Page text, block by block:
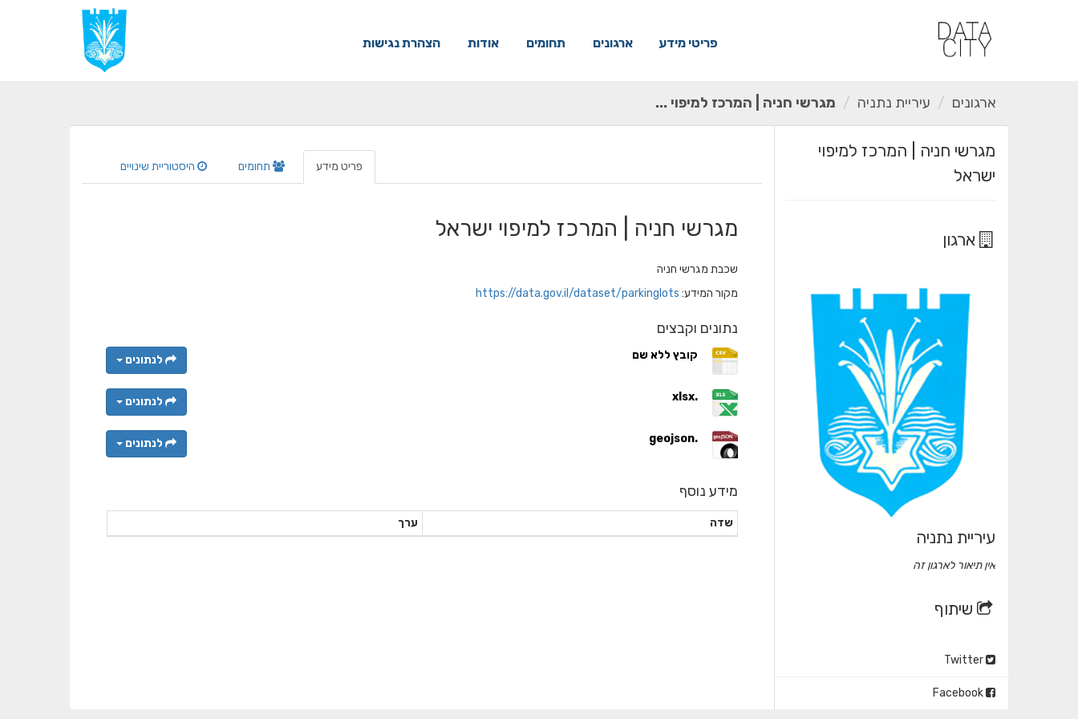
פריטי מידע ארגונים תחומים אודות הצהרת נגישות
ארגונים עיריית נתניה מגרשי חניה | המרכז למיפוי ...
מגרשי חניה | המרכז למיפוי
ישראל
ארגון
עיריית נתניה
אין תיאור לארגון זה
שיתוף
פריט מידע תחומים היסטוריית שינויים
מגרשי חניה | המרכז למיפוי ישראל
שכבת מגרשי חניה
מקור המידע: https://data.gov.il/dataset/parkinglots
נתונים וקבצים
קובץ ללא שם
.xlsx
.geojson
מידע נוסף
שדה ערך